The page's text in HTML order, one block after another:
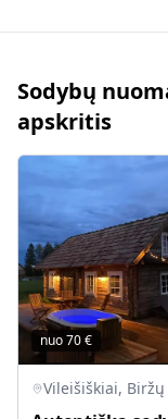
Sodybų
apskritis
nuo70€